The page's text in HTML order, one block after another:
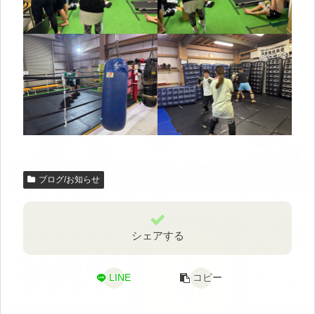
ブログ/お知らせ
シェアする
LINE コピー